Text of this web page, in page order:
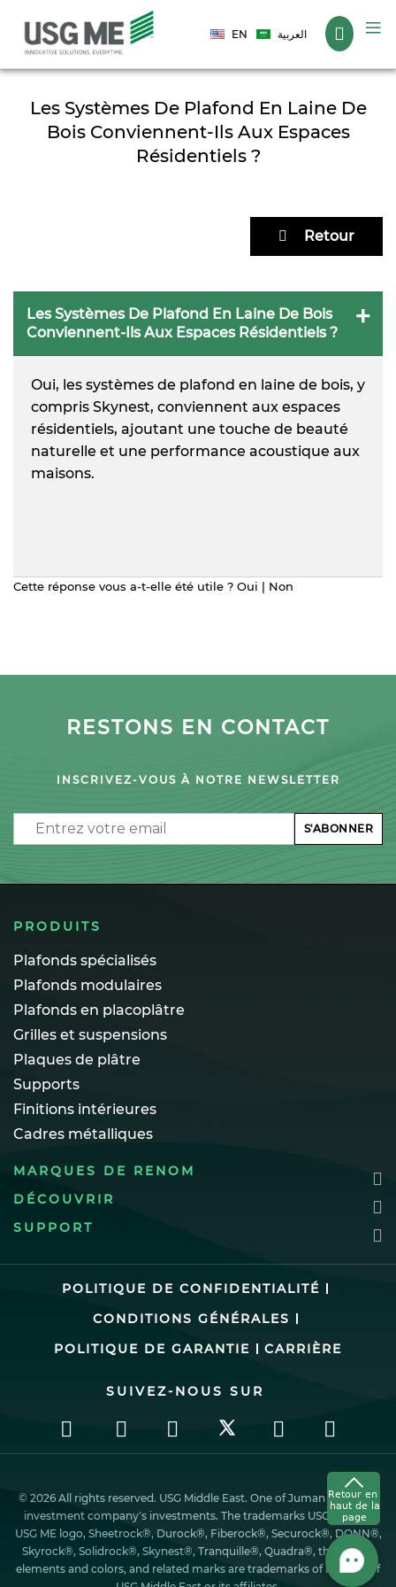
EN العربية
Les Systèmes De Plafond En Laine De
Bois Conviennent-Ils Aux Espaces
Résidentiels ?
Retour
Les Systèmes De Plafond En Laine De Bois
Conviennent-Ils Aux Espaces Résidentiels ?
Oui, les systèmes de plafond en laine de bois, y
compris Skynest, conviennent aux espaces
résidentiels, ajoutant une touche de beauté
naturelle et une performance acoustique aux
maisons.
Cette réponse vous a-t-elle été utile ? Oui | Non
RESTONS EN CONTACT
INSCRIVEZ-VOUS À NOTRE NEWSLETTER
Email S'ABONNER
PRODUITS
Plafonds spécialisés
Plafonds modulaires
Plafonds en placoplâtre
Grilles et suspensions
Plaques de plâtre
Supports
Finitions intérieures
Cadres métalliques
MARQUES DE RENOM
DÉCOUVRIR
SUPPORT
POLITIQUE DE CONFIDENTIALITÉ
CONDITIONS GÉNÉRALES
POLITIQUE DE GARANTIE
CARRIÈRE
SUIVEZ-NOUS SUR
© 2026 All rights reserved. USG Middle East. One of Juman industrial
investment company’s investments. The trademarks USG ME, the
USG ME logo, Sheetrock®, Durock®, Fiberock®, Securock®, DONN®,
Skyrock®, Solidrock®, Skynest®, Tranquille®, Quadra®, the design
elements and colors, and related marks are trademarks of Factory of